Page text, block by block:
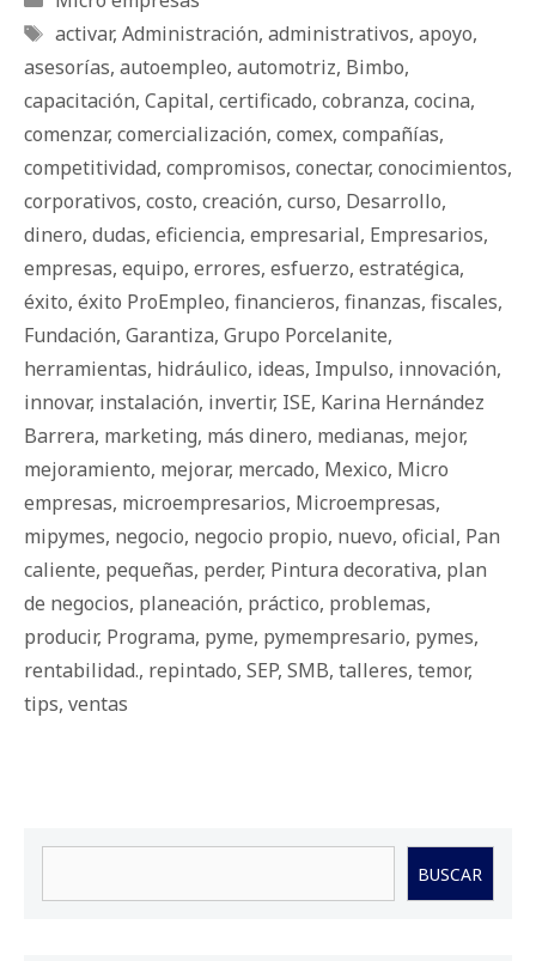
Etiquetas
activar, Administración, administrativos, apoyo,
asesorí­as, autoempleo, automotriz, Bimbo,
capacitación, Capital, certificado, cobranza, cocina,
comenzar, comercialización, comex, compañías,
competitividad, compromisos, conectar, conocimientos,
corporativos, costo, creación, curso, Desarrollo,
dinero, dudas, eficiencia, empresarial, Empresarios,
empresas, equipo, errores, esfuerzo, estratégica,
éxito, éxito ProEmpleo, financieros, finanzas, fiscales,
Fundación, Garantiza, Grupo Porcelanite,
herramientas, hidráulico, ideas, Impulso, innovación,
innovar, instalación, invertir, ISE, Karina Hernández
Barrera, marketing, más dinero, medianas, mejor,
mejoramiento, mejorar, mercado, Mexico, Micro
empresas, microempresarios, Microempresas,
mipymes, negocio, negocio propio, nuevo, oficial, Pan
caliente, pequeñas, perder, Pintura decorativa, plan
de negocios, planeación, práctico, problemas,
producir, Programa, pyme, pymempresario, pymes,
rentabilidad., repintado, SEP, SMB, talleres, temor,
tips, ventas
BUSCAR